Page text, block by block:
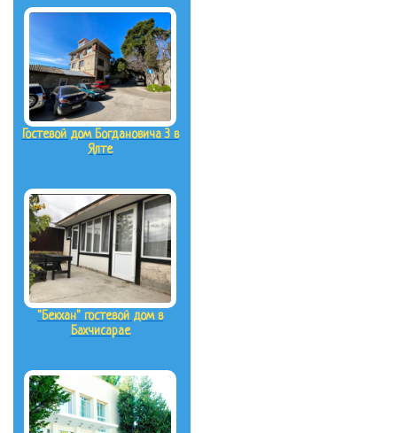
Гостевой дом Богдановича 3 в
Ялте
"Бекхан" гостевой дом в
Бахчисарае